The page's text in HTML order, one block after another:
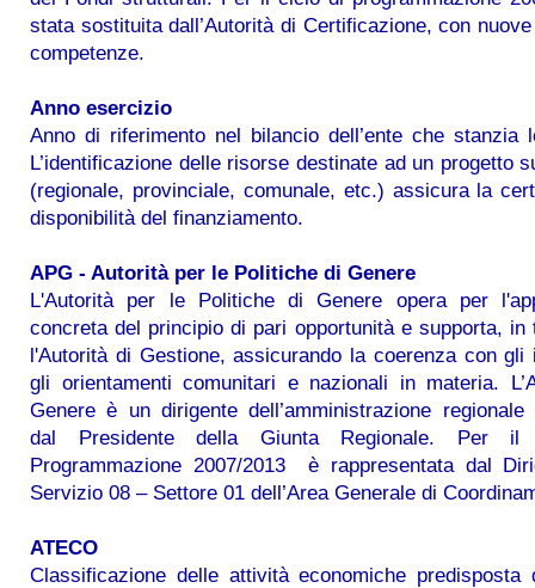
stata sostituita dall’Autorità di Certificazione, con
competenze.
Anno esercizio
Anno di riferimento nel bilancio dell’ente che stanzia
L’identificazione delle risorse destinate ad un progetto
(regionale, provinciale, comunale, etc.) assicura la
disponibilità del finanziamento.
APG - Autorità per le Politiche di Genere
L'Autorità per le Politiche di Genere opera per
concreta del principio di pari opportunità e supporta, in
l'Autorità di Gestione, assicurando la coerenza con gli
gli orientamenti comunitari e nazionali in materia.
Genere è un dirigente dell’amministrazione regionale
dal Presidente della Giunta Regionale. Per
Programmazione 2007/2013 è rappresentata dal
Servizio 08 – Settore 01 dell’Area Generale di
ATECO
Classificazione delle attività economiche predisposta